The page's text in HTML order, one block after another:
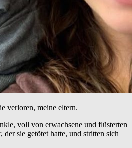
verloren, meine eltern.
voll von erwachsene und flüsterten
der sie getötet hatte, und stritten sich